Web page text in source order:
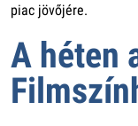
piac jövőjére.
A héten